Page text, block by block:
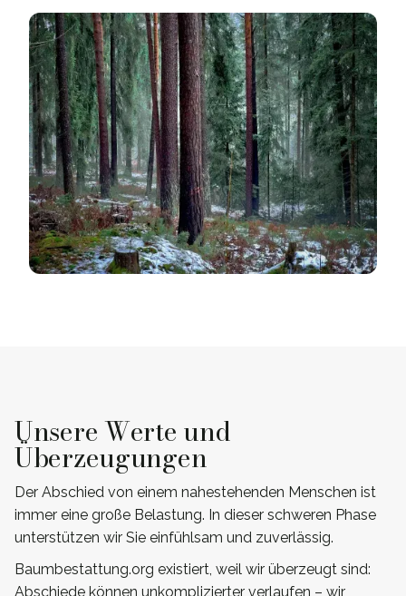
Unsere Werte und
Überzeugungen
Der Abschied von einem nahestehenden Menschen ist
immer eine große Belastung. In dieser schweren Phase
unterstützen wir Sie einfühlsam und zuverlässig.
Baumbestattung.org existiert, weil wir überzeugt sind:
Abschiede können unkomplizierter verlaufen – wir